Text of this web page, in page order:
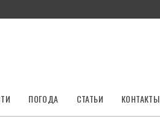
ПОГОДА СТАТЬИ КОНТАКТЫ